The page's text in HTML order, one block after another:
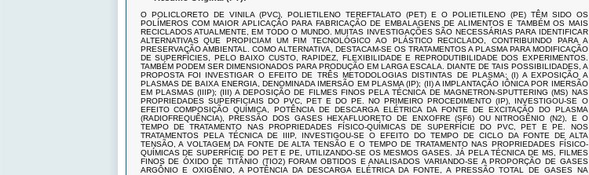
O POLICLORETO DE VINILA (PVC), POLIETILENO TEREFTALATO (PET) E O POLIETILENO (PE) TÊM SIDO OS
POLÍMEROS COM MAIOR APLICAÇÃO PARA FABRICAÇÃO DE EMBALAGENS DE ALIMENTOS E TAMBÉM OS MAIS
RECICLADOS ATUALMENTE, EM TODO O MUNDO. MUITAS INVESTIGAÇÕES SÃO NECESSÁRIAS PARA IDENTIFICAR
ALTERNATIVAS QUE PROPICIAM UM FIM TECNOLÓGICO AO PLÁSTICO RECICLADO, CONTRIBUINDO PARA A
PRESERVAÇÃO AMBIENTAL. COMO ALTERNATIVA, DESTACAM-SE OS TRATAMENTOS A PLASMA PARA MODIFICAÇÃO
DE SUPERFÍCIES, PELO BAIXO CUSTO, RAPIDEZ, FLEXIBILIDADE E REPRODUTIBILIDADE DOS EXPERIMENTOS.
TAMBÉM PODEM SER DIMENSIONADOS PARA PRODUÇÃO EM LARGA ESCALA. DIANTE DE TAIS POSSIBILIDADES, A
PROPOSTA FOI INVESTIGAR O EFEITO DE TRÊS METODOLOGIAS DISTINTAS DE PLASMA: (I) A EXPOSIÇÃO A
PLASMAS DE BAIXA ENERGIA, DENOMINADA IMERSÃO EM PLASMA (IP); (II) A IMPLANTAÇÃO IÔNICA POR IMERSÃO
EM PLASMAS (IIIP); (III) A DEPOSIÇÃO DE FILMES FINOS PELA TÉCNICA DE MAGNETRON-SPUTTERING (MS) NAS
PROPRIEDADES SUPERFICIAIS DO PVC, PET E DO PE. NO PRIMEIRO PROCEDIMENTO (IP), INVESTIGOU-SE O
EFEITO COMPOSIÇÃO QUÍMICA, POTÊNCIA DE DESCARGA ELÉTRICA DA FONTE DE EXCITAÇÃO DO PLASMA
(RADIOFREQUÊNCIA), PRESSÃO DOS GASES HEXAFLUORETO DE ENXOFRE (SF6) OU NITROGÊNIO (N2), E O
TEMPO DE TRATAMENTO NAS PROPRIEDADES FÍSICO-QUÍMICAS DE SUPERFÍCIE DO PVC, PET E PE. NOS
TRATAMENTOS PELA TÉCNICA DE IIIP, INVESTIGOU-SE O EFEITO DO TEMPO DE CICLO DA FONTE DE ALTA
TENSÃO, A VOLTAGEM DA FONTE DE ALTA TENSÃO E O TEMPO DE TRATAMENTO NAS PROPRIEDADES FÍSICO-
QUÍMICAS DE SUPERFÍCIE DO PET E PE, UTILIZANDO-SE OS MESMOS GASES. JÁ PELA TÉCNICA DE MS, FILMES
FINOS DE ÓXIDO DE TITÂNIO (TIO2) FORAM OBTIDOS E ANALISADOS VARIANDO-SE A PROPORÇÃO DE GASES
ARGÔNIO E OXIGÊNIO, A POTÊNCIA DA DESCARGA ELÉTRICA DA FONTE, A PRESSÃO TOTAL DE GASES NA